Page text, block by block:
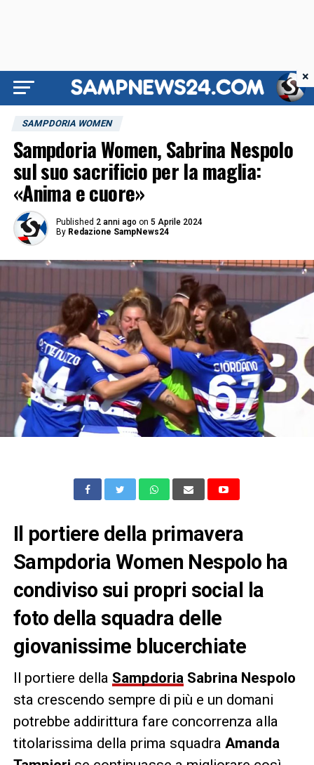
SAMPDORIA WOMEN
Sampdoria Women, Sabrina Nespolo
sul suo sacrificio per la maglia:
«Anima e cuore»
Published 2 anni ago on 5 Aprile 2024
By Redazione SampNews24
Il portiere della primavera
Sampdoria Women Nespolo ha
condiviso sui propri social la
foto della squadra delle
giovanissime blucerchiate
Il portiere della SampdoriaSabrina Nespolo
sta crescendo sempre di più e un domani
potrebbe addirittura fare concorrenza alla
titolarissima della prima squadra Amanda
×